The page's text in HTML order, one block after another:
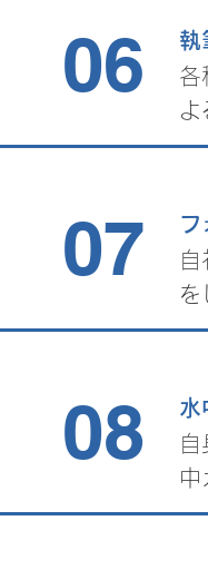
06
執
各
よ
07
フ
を
08
水
中